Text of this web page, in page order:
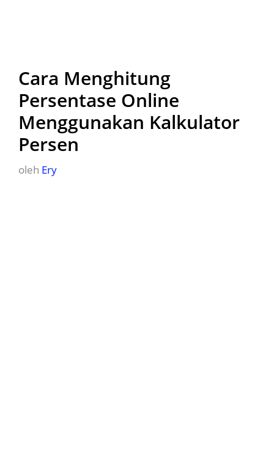
Cara Menghitung
Persentase Online
Menggunakan Kalkulator
Persen
oleh Ery